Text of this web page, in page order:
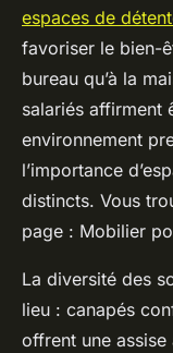
espaces de
favoriser le bien-
bureau qu’à la
salariés affirment
environnement
l’importance
distincts. Vous
page : Mobilier
La diversité des
lieu : canapés
offrent une